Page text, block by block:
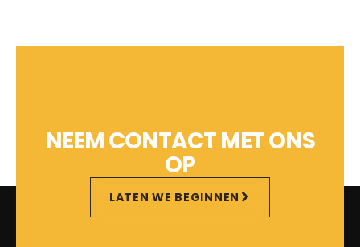
NEEM CONTACT MET ONS
OP
LATEN WE BEGINNEN